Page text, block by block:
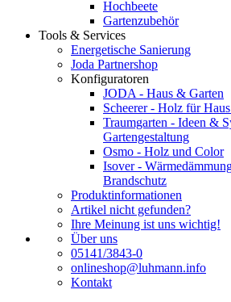
Hochbeete
Gartenzubehör
Tools & Services
Energetische Sanierung
Joda Partnershop
Konfiguratoren
JODA - Haus & Garten
Scheerer - Holz für
Traumgarten - Ideen &
Gartengestaltung
Osmo - Holz und Color
Isover -
Brandschutz
Produktinformationen
Artikel nicht gefunden?
Ihre Meinung ist uns wichtig!
Über uns
05141/3843-0
onlineshop@luhmann.info
Kontakt